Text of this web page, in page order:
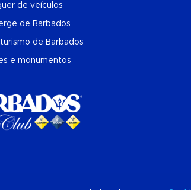
de veículos
de Barbados
de Barbados
e monumentos